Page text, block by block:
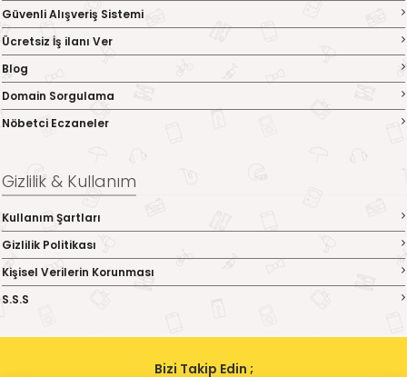
Güvenli Alışveriş Sistemi
Ücretsiz İş ilanı Ver
Blog
Domain Sorgulama
Nöbetci Eczaneler
Gizlilik & Kullanım
Kullanım Şartları
Gizlilik Politikası
Kişisel Verilerin Korunması
S.S.S
Bizi Takip Edin ;